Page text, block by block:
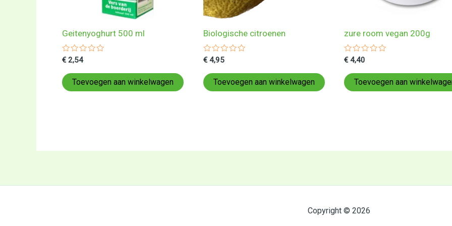
Geitenyoghurt 500 ml
Gewaardeerd
uit
5
€ 2,54
Toevoegen aan winkelwagen
Biologische citroenen
Gewaardeerd
uit
5
€4,95
Toevoegen aan winkelwagen
zure room vegan 200g
Gewaardeerd
uit
5
€ 4,40
Toevoegen aan
Copyright © 2026